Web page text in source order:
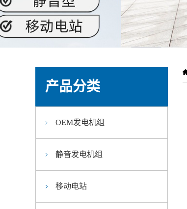
产品分类
OEM发电机组
静音发电机组
移动电站